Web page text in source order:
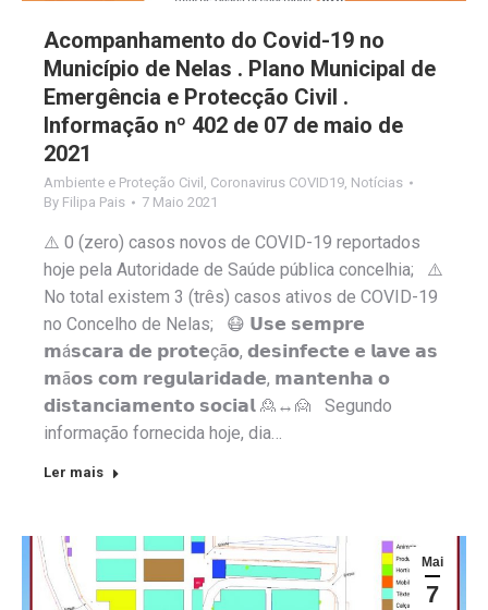
Acompanhamento do Covid-19 no
Município de Nelas . Plano Municipal de
Emergência e Protecção Civil .
Informação nº 402 de 07 de maio de
2021
Ambiente e Proteção Civil Coronavirus COVID19 Notícias
By Filipa Pais 7 Maio 2021
⚠️ 0 (zero) casos novos de COVID-19 reportados
hoje pela Autoridade de Saúde pública concelhia; ⚠️
No total existem 3 (três) casos ativos de COVID-19
no Concelho de Nelas; 😷 𝗨𝘀𝗲 𝘀𝗲𝗺𝗽𝗿𝗲
𝗺á𝘀𝗰𝗮𝗿𝗮 𝗱𝗲 𝗽𝗿𝗼𝘁𝗲çã𝗼, 𝗱𝗲𝘀𝗶𝗻𝗳𝗲𝗰𝘁𝗲 𝗲 𝗹𝗮𝘃𝗲 𝗮𝘀
𝗺ã𝗼𝘀 𝗰𝗼𝗺 𝗿𝗲𝗴𝘂𝗹𝗮𝗿𝗶𝗱𝗮𝗱𝗲, 𝗺𝗮𝗻𝘁𝗲𝗻𝗵𝗮 𝗼
𝗱𝗶𝘀𝘁𝗮𝗻𝗰𝗶𝗮𝗺𝗲𝗻𝘁𝗼 𝘀𝗼𝗰𝗶𝗮𝗹 🙎↔️🙍 Segundo
informação fornecida hoje, dia…
Ler mais
Mai
7